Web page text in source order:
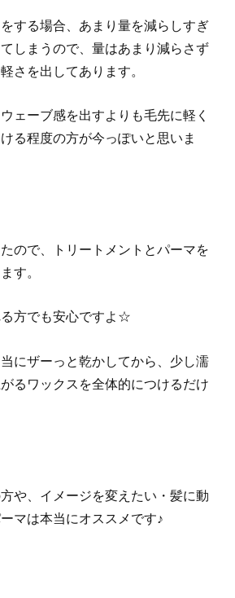
する場合、あまり量を減らしすぎ
しまうので、量はあまり減らさず
さを出してあります。
ェーブ感を出すよりも毛先に軽く
る程度の方が今っぽいと思いま
ので、トリートメントとパーマを
す。
方でも安心ですよ☆
にザーっと乾かしてから、少し濡
るワックスを全体的につけるだけ
や、イメージを変えたい・髪に動
マは本当にオススメです♪